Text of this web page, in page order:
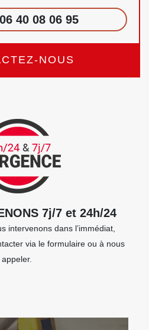
06 40 08 06 95
NOUS
7j/7 et 24h/24
intervenons dans l’immédiat,
via le formulaire ou à nous
appeler.